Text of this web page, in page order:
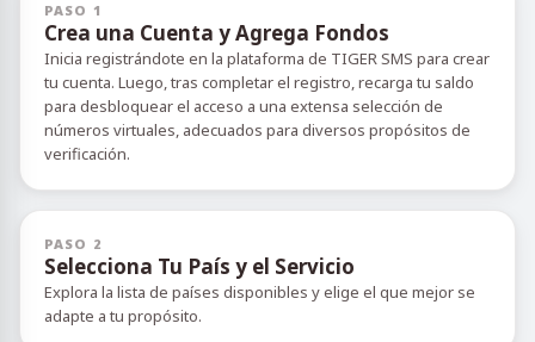
PASO 1
Crea una Cuenta y Agrega Fondos
Inicia registrándote en la plataforma de TIGER SMS para crear
tu cuenta. Luego, tras completar el registro, recarga tu saldo
para desbloquear el acceso a una extensa selección de
números virtuales, adecuados para diversos propósitos de
verificación.
PASO 2
Selecciona Tu País y el Servicio
Explora la lista de países disponibles y elige el que mejor se
adapte a tu propósito.